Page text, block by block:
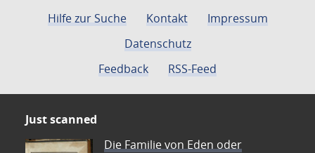
Hilfe zur Suche Kontakt
Impressum
Datenschutz
Feedback
RSS-Feed
Just scanned
Die Familie von Eden oder